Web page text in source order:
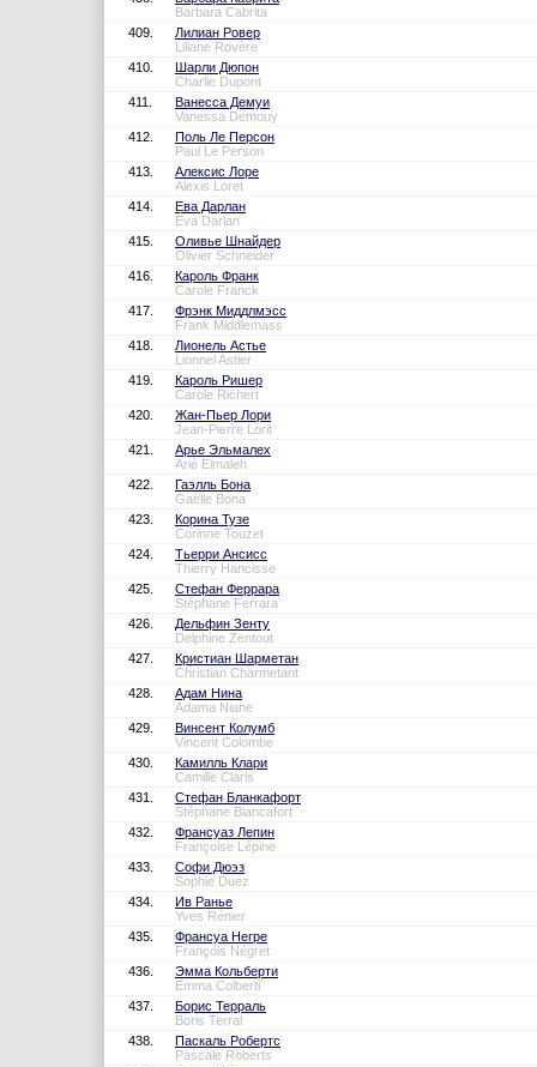
Barbara Cabrita
409.
Лилиан Ровер
Liliane Rovère
410.
Шарли Дюпон
Charlie Dupont
411.
Ванесса Демуи
Vanessa Demouy
412.
Поль Ле Персон
Paul Le Person
413.
Алексис Лоре
Alexis Loret
414.
Ева Дарлан
Éva Darlan
415.
Оливье Шнайдер
Olivier Schneider
416.
Кароль Франк
Carole Franck
417.
Фрэнк Миддлмэсс
Frank Middlemass
418.
Лионель Астье
Lionnel Astier
419.
Кароль Ришер
Carole Richert
420.
Жан-Пьер Лори
Jean-Pierre Lorit
421.
Арье Эльмалех
Arié Elmaleh
422.
Гаэлль Бона
Gaëlle Bona
423.
Корина Тузе
Corinne Touzet
424.
Тьерри Ансисс
Thierry Hancisse
425.
Стефан Феррара
Stéphane Ferrara
426.
Дельфин Зенту
Delphine Zentout
427.
Кристиан Шарметан
Christian Charmetant
428.
Адам Нина
Adama Niane
429.
Винсент Колумб
Vincent Colombe
430.
Камилль Клари
Camille Claris
431.
Стефан Бланкафорт
Stéphane Blancafort
432.
Франсуаз Лепин
Françoise Lépine
433.
Софи Дюэз
Sophie Duez
434.
Ив Ранье
Yves Rénier
435.
Франсуа Негре
François Négret
436.
Эмма Кольберти
Emma Colberti
437.
Борис Терраль
Boris Terral
438.
Паскаль Робертс
Pascale Roberts